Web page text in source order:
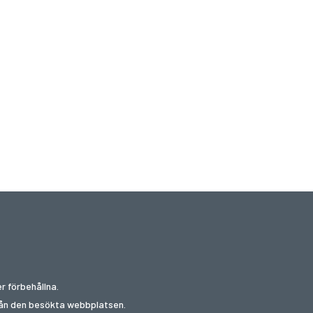
förbehållna.
den besökta webbplatsen.